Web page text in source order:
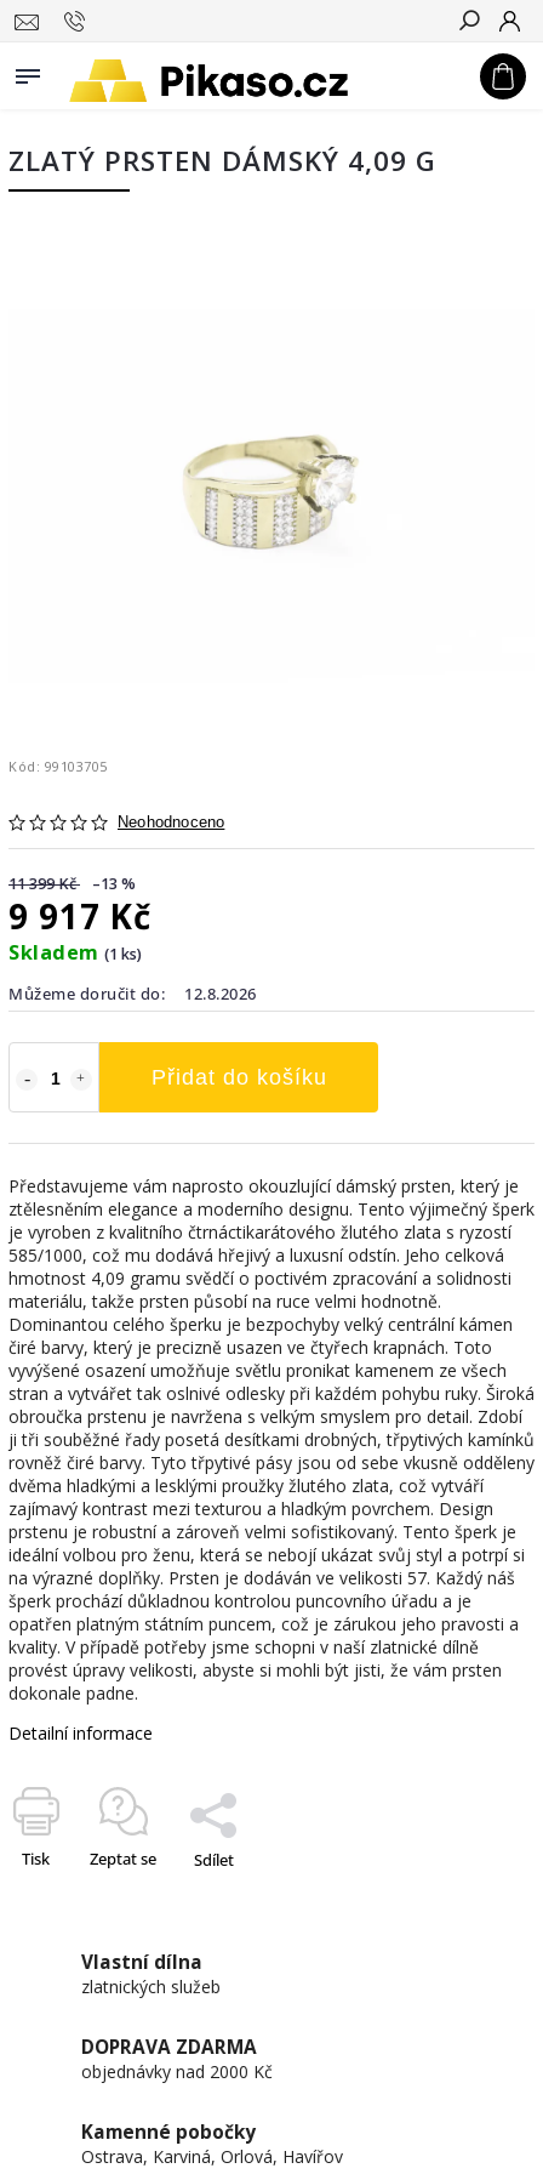
Hledat
ZLATÝ PRSTEN DÁMSKÝ 4,09 G
Kód: 99103705
Neohodnoceno
11 399 Kč –13 %
9 917 Kč
Skladem (1 ks)
Můžeme doručit do:
12.8.2026
Přidat do košíku
Představujeme vám naprosto okouzlující dámský prsten, který je
ztělesněním elegance a moderního designu. Tento výjimečný šperk
je vyroben z kvalitního čtrnáctikarátového žlutého zlata s ryzostí
585/1000, což mu dodává hřejivý a luxusní odstín. Jeho celková
hmotnost 4,09 gramu svědčí o poctivém zpracování a solidnosti
materiálu, takže prsten působí na ruce velmi hodnotně.
Dominantou celého šperku je bezpochyby velký centrální kámen
čiré barvy, který je precizně usazen ve čtyřech krapnách. Toto
vyvýšené osazení umožňuje světlu pronikat kamenem ze všech
stran a vytvářet tak oslnivé odlesky při každém pohybu ruky. Široká
obroučka prstenu je navržena s velkým smyslem pro detail. Zdobí
ji tři souběžné řady posetá desítkami drobných, třpytivých kamínků
rovněž čiré barvy. Tyto třpytivé pásy jsou od sebe vkusně odděleny
dvěma hladkými a lesklými proužky žlutého zlata, což vytváří
zajímavý kontrast mezi texturou a hladkým povrchem. Design
prstenu je robustní a zároveň velmi sofistikovaný. Tento šperk je
ideální volbou pro ženu, která se nebojí ukázat svůj styl a potrpí si
na výrazné doplňky. Prsten je dodáván ve velikosti 57. Každý náš
šperk prochází důkladnou kontrolou puncovního úřadu a je
opatřen platným státním puncem, což je zárukou jeho pravosti a
kvality. V případě potřeby jsme schopni v naší zlatnické dílně
provést úpravy velikosti, abyste si mohli být jisti, že vám prsten
dokonale padne.
Detailní informace
Tisk Zeptat se Sdílet
Vlastní dílna
zlatnických služeb
DOPRAVA ZDARMA
objednávky nad 2000 Kč
Kamenné pobočky
Ostrava, Karviná, Orlová, Havířov